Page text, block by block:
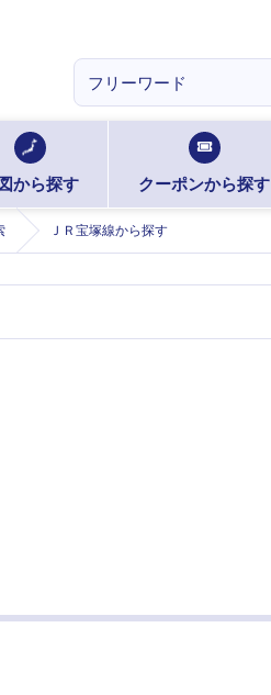
から探す クーポンから探す
ＪＲ宝塚線から探す